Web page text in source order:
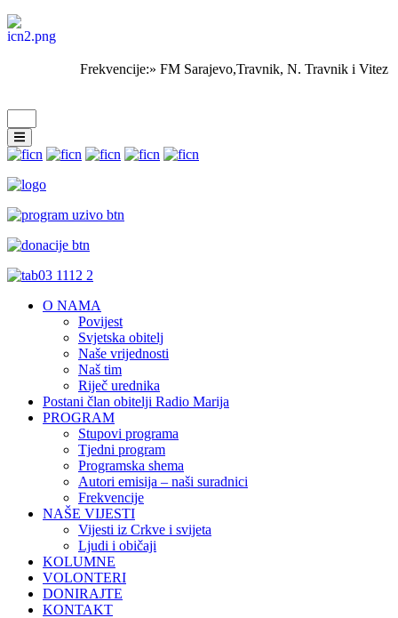
Frekvencije:» FM Sarajevo,Travnik, N. Travnik i
O NAMA
Povijest
Svjetska obitelj
Naše vrijednosti
Naš tim
Riječ urednika
Postani član obitelji Radio Marija
PROGRAM
Stupovi programa
Tjedni program
Programska shema
Autori emisija – naši suradnici
Frekvencije
NAŠE VIJESTI
Vijesti iz Crkve i svijeta
Ljudi i običaji
KOLUMNE
VOLONTERI
DONIRAJTE
KONTAKT